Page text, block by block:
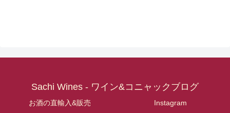
Sachi Wines - ワイン&コニャックブログ
お酒の直輸入&販売 Instagram